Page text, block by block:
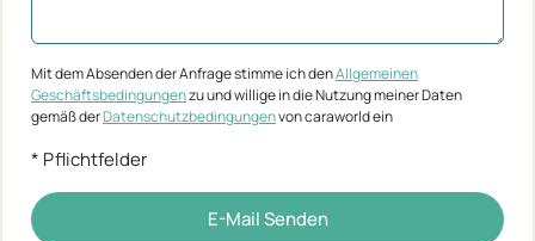
Mit dem Absenden der Anfrage stimme ich denAllgemeinen
Geschäftsbedingungenzu und willige in die Nutzung meiner Daten
gemäß derDatenschutzbedingungenvon caraworld ein
* Pflichtfelder
E-Mail Senden